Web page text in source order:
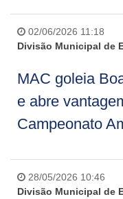
02/06/2026 11:18
Divisão Municipal de
MAC goleia
e abre
Campeonato
28/05/2026 10:46
Divisão Municipal de